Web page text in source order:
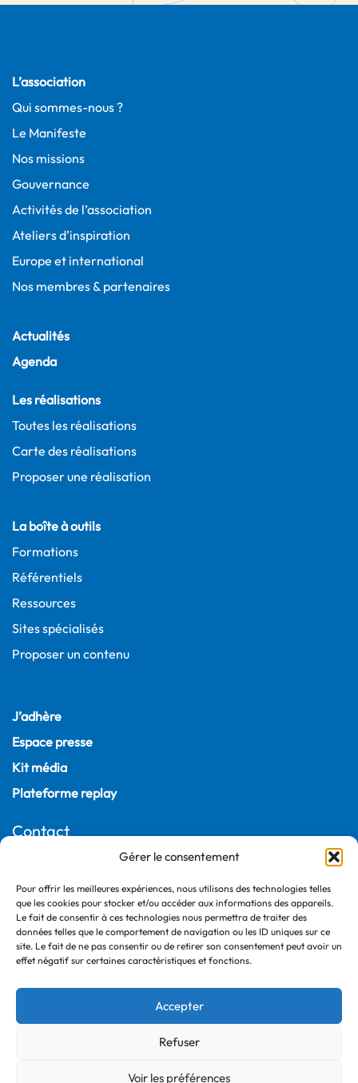
Gérer le consentement
Pour offrir les meilleures expériences, nous utilisons des technologies telles
que les cookies pour stocker et/ou accéder aux informations des appareils.
Le fait de consentir à ces technologies nous permettra de traiter des
données telles que le comportement de navigation ou les ID uniques sur ce
site. Le fait de ne pas consentir ou de retirer son consentement peut avoir un
effet négatif sur certaines caractéristiques et fonctions.
Accepter
Refuser
Voir les préférences
L’association
Qui sommes-nous ?
Le Manifeste
Nos missions
Gouvernance
Activités de l’association
Ateliers d’inspiration
Europe et international
Nos membres & partenaires
Actualités
Agenda
Les réalisations
Toutes les réalisations
Carte des réalisations
Proposer une réalisation
La boîte à outils
Formations
Référentiels
Ressources
Sites spécialisés
Proposer un contenu
J’adhère
Espace presse
Kit média
Plateforme replay
Contact
75009 Paris – France
+33 (0)1 55 04 05 03
©2026 France Ville Durable
Politique de confidentialité